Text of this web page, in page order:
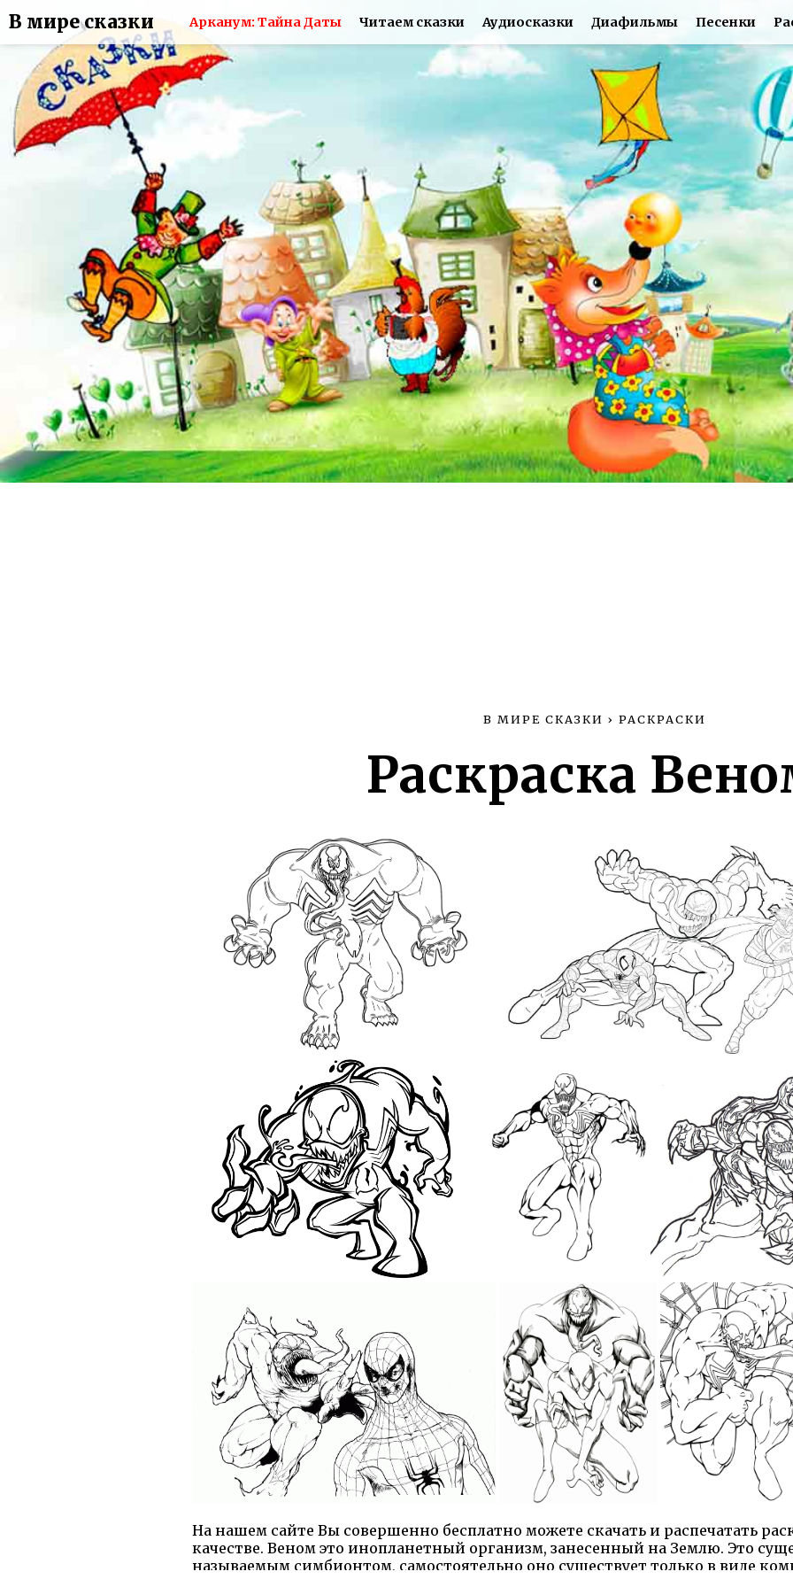
В мире сказки Арканум: Тайна Даты Читаем сказки Аудиосказки Диафильмы Песенки
В МИРЕ СКАЗКИ › РАСКРАСКИ
Раскраска
На нашем сайте Вы совершенно бесплатно можете скачать и распечатать
качестве. Веном это инопланетный организм, занесенный на Землю. Это
называемым симбионтом, самостоятельно оно существует только в виде